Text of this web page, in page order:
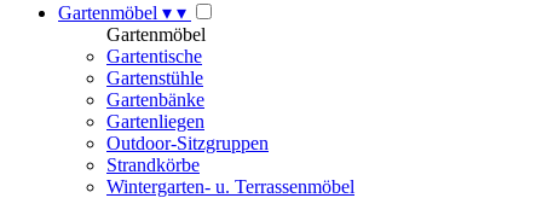
Gartenmöbel ▾ ▾
Gartenmöbel
Gartentische
Gartenstühle
Gartenbänke
Gartenliegen
Outdoor-Sitzgruppen
Strandkörbe
Wintergarten- u. Terrassenmöbel